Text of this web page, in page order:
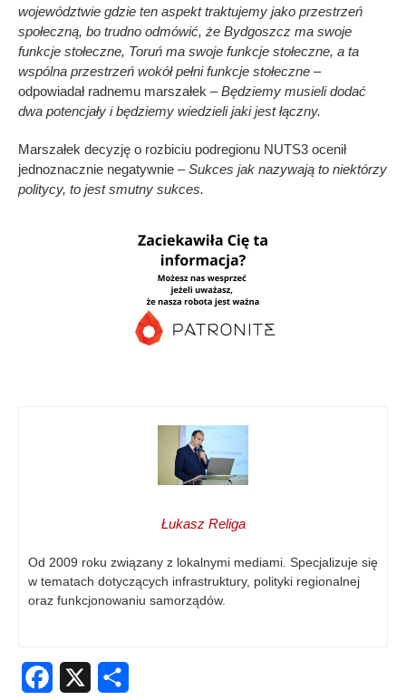
województwie gdzie ten aspekt traktujemy jako przestrzeń
społeczną, bo trudno odmówić, że Bydgoszcz ma swoje
funkcje stołeczne, Toruń ma swoje funkcje stołeczne, a ta
wspólna przestrzeń wokół pełni funkcje stołeczne –
odpowiadał radnemu marszałek –Będziemy musieli dodać
dwa potencjały i będziemy wiedzieli jaki jest łączny.
Marszałek decyzję o rozbiciu podregionu NUTS3 ocenił
jednoznacznie negatywnie –Sukces jak nazywają to niektórzy
politycy, to jest smutny sukces.
Łukasz Religa
Od 2009 roku związany z lokalnymi mediami. Specjalizuje się
w tematach dotyczących infrastruktury, polityki regionalnej
oraz funkcjonowaniu samorządów.
Facebook